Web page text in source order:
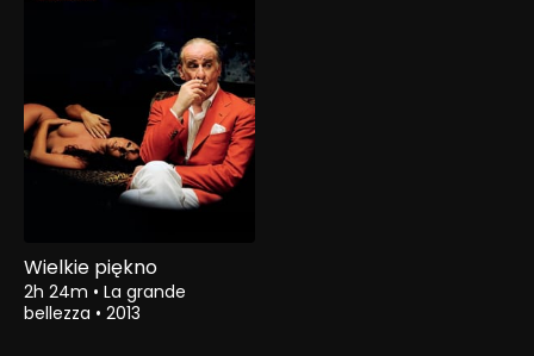
Wielkie piękno
2h 24m • La grande
bellezza • 2013